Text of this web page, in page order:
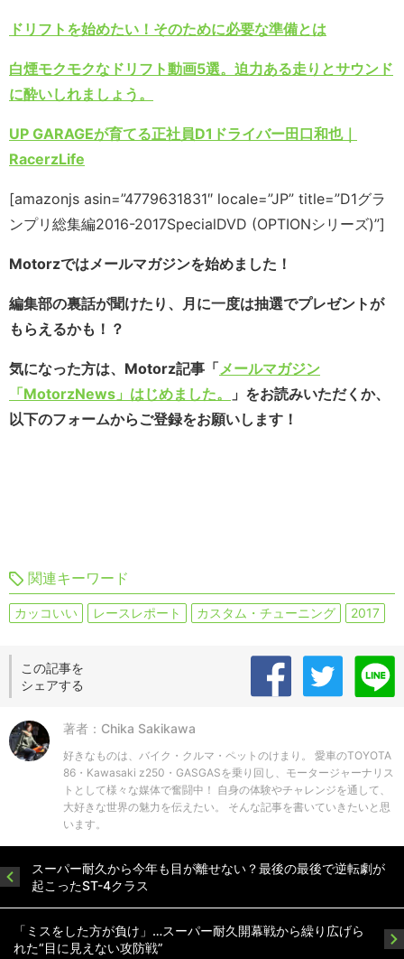
ドリフトを始めたい！そのために必要な準備とは
白煙モクモクなドリフト動画5選。迫力ある走りとサウンド
に酔いしれましょう。
UP GARAGEが育てる正社員D1ドライバー田口和也｜
RacerzLife
[amazonjs asin=”4779631831″ locale=”JP” title=”D1グラ
ンプリ総集編2016-2017SpecialDVD (OPTIONシリーズ)”]
Motorzではメールマガジンを始めました！
編集部の裏話が聞けたり、月に一度は抽選でプレゼントが
もらえるかも！？
気になった方は、Motorz記事「メールマガジン
「MotorzNews」はじめました。
」をお読みいただくか、
以下のフォームからご登録をお願いします！
関連キーワード
カッコいい レースレポート カスタム・チューニング 2017
この記事を
シェアする
著者：Chika Sakikawa
好きなものは、バイク・クルマ・ペットのけまり。 愛車のTOYOTA
86・Kawasaki z250・GASGASを乗り回し、モータージャーナリス
トとして様々な媒体で奮闘中！ 自身の体験やチャレンジを通して、
大好きな世界の魅力を伝えたい。 そんな記事を書いていきたいと思
います。
スーパー耐久から今年も目が離せない？最後の最後で逆転劇が
起こったST-4クラス
「ミスをした方が負け」…スーパー耐久開幕戦から繰り広げら
れた“目に見えない攻防戦”